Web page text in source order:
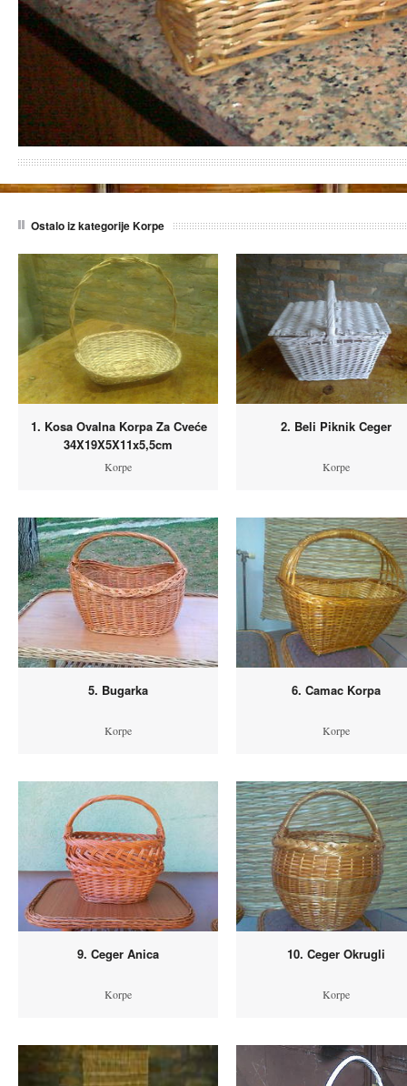
Ostalo iz kategorije Korpe
1. Kosa Ovalna Korpa Za Cveće
34X19X5X11x5,5cm
Korpe
2. Beli Piknik Ceger
Korpe
5. Bugarka
Korpe
6. Camac Korpa
Korpe
9. Ceger Anica
Korpe
10. Ceger Okrugli
Korpe